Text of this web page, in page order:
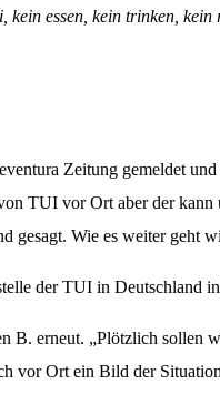
kein essen, kein trinken,
Zeitung gemeldet
TUI vor Ort aber der
gesagt. Wie es weiter geht
der TUI in Deutschland
B. erneut. „Plötzlich sollen
vor Ort ein Bild der